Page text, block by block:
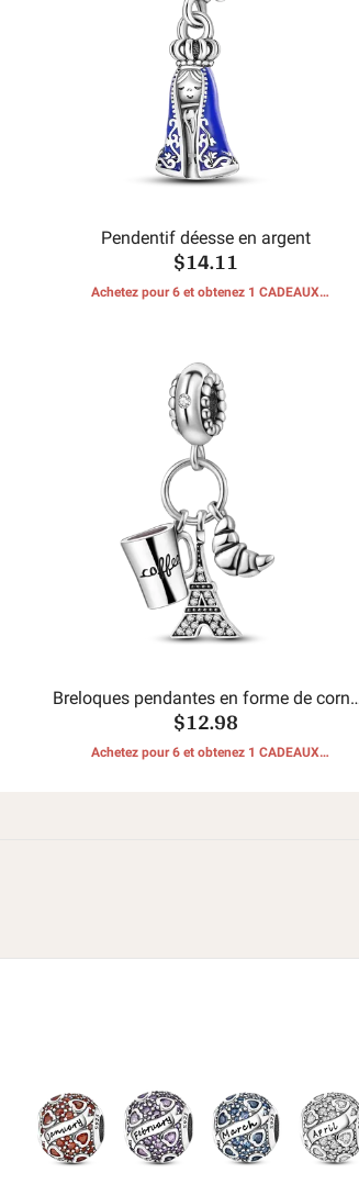
Pendentif déesse en argent
$14.11
Achetez pour 6 et obtenez 1 CADEAUX
Breloques pendantes en forme de corne
de pain de tour de coupe
$12.98
Achetez pour 6 et obtenez 1 CADEAUX